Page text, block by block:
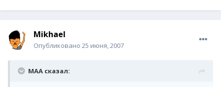
Mikhael
Опубликовано 25 июня, 2007
MAA сказал: